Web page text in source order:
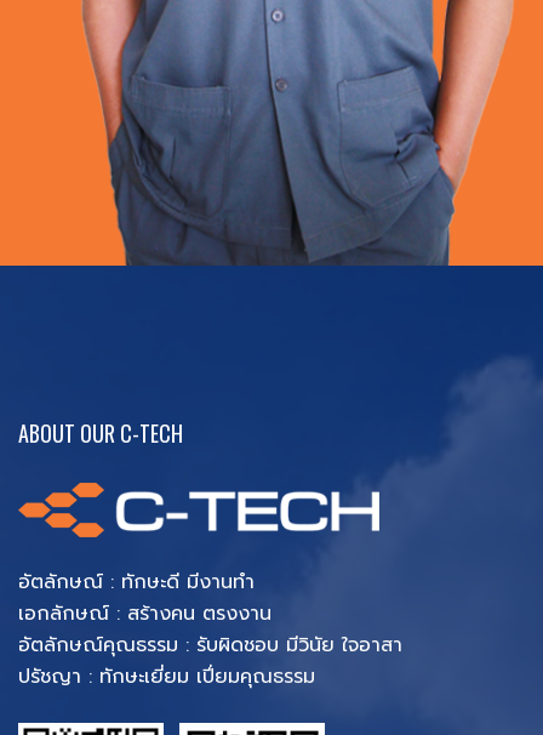
ABOUT OUR C-TECH
อัตลักษณ์ : ทักษะดี มีงานทำ
เอกลักษณ์ : สร้างคน ตรงงาน
อัตลักษณ์คุณธรรม : รับผิดชอบ มีวินัย ใจอาสา
ปรัชญา : ทักษะเยี่ยม เปี่ยมคุณธรรม